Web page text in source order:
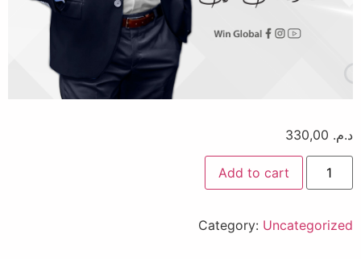
د.م.
Add to cart
Category: Uncategorized